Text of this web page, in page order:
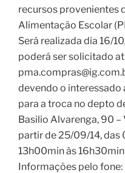
recursos provenientes
Alimentação Escolar
Será realizada dia 16/
poderá ser solicitado
devendo o interessado
para a troca no depto
Basilio Alvarenga, 90 –
partir de 25/09/14,
13h00min às
Informações pelo